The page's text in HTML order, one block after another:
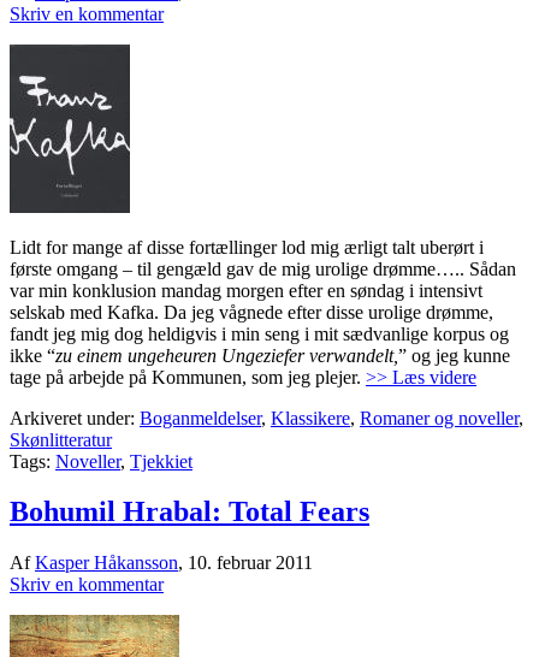
Skriv en kommentar
Lidt for mange af disse fortællinger lod mig ærligt talt uberørt i
første omgang – til gengæld gav de mig urolige drømme….. Sådan
var min konklusion mandag morgen efter en søndag i intensivt
selskab med Kafka. Da jeg vågnede efter disse urolige drømme,
fandt jeg mig dog heldigvis i min seng i mit sædvanlige korpus og
ikke “zu einem ungeheuren Ungeziefer verwandelt,” og jeg kunne
tage på arbejde på Kommunen, som jeg plejer. >> Læs videre
Arkiveret under: Boganmeldelser, Klassikere, Romaner og noveller,
Skønlitteratur
Tags: Noveller, Tjekkiet
Bohumil Hrabal: Total Fears
AfKasper Håkansson, 10. februar 2011
Skriv en kommentar